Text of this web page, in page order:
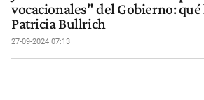
vocacionales" del Gobierno:
Patricia Bullrich
27-09-2024 07:13